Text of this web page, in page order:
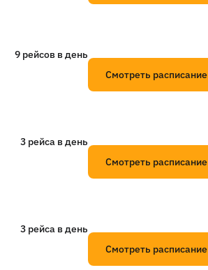
9 рейсов в день
Смотреть расписание
3 рейсa в день
Смотреть расписание
3 рейсa в день
Смотреть расписание